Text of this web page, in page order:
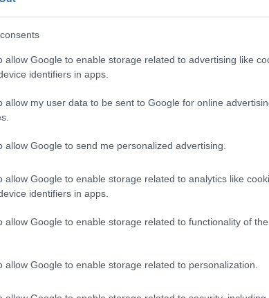
allow Google to enable storage related to advertising like
identifiers in apps.
allow my user data to be sent to Google for online
allow Google to send me personalized advertising.
allow Google to enable storage related to analytics like
identifiers in apps.
allow Google to enable storage related to functionality of
allow Google to enable storage related to personalization.
κυβερνώντος κόμματος της Τουρκίας,
μελέτη του Uri Rosenberg στο Journal
ρητορική μετάλλαξη της οργάνωσης, η
στη μετανάστευση προς τη Δύση τη
γλώσσα περί ισλαμικής επικράτησης τη
από το 1990 έως σήμερα ένα πιο
στα ανθρώπινα δικαιώματα και την
ουσιαστικά ως ένα αποτελεσματικό
σε ευρωπαϊκό επίπεδο, καθώς συνδέεται
Απόρρητη έκθεση των γαλλικών
το δίκτυο ως μια συγκεντρωτική
του Κεμάλ Εργκούν, ο οποίος βρίσκεται σε
τη γαλλική κρατική υπηρεσία Diyanet, με
της στρατηγικής την ανέγερση του